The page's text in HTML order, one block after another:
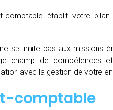
comptable établit votre
se limite pas aux missions
champ de compétences
avec la gestion de votre